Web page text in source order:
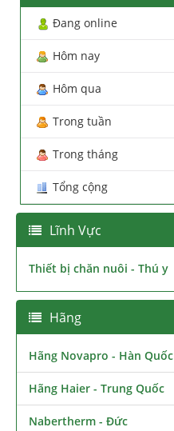
Đang online
Hôm nay
Hôm qua
Trong tuần
Trong tháng
Tổng cộng
Lĩnh Vực
Thiết bị chăn nuôi - Thú y
Hãng
Hãng Novapro - Hàn Quốc
Hãng Haier - Trung Quốc
Nabertherm - Đức